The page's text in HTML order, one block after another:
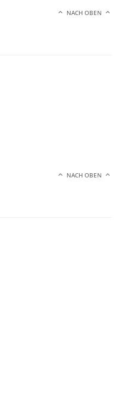
NACH OBEN
NACH OBEN